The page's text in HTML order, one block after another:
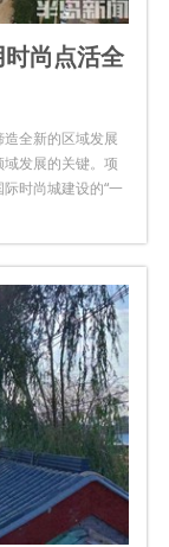
尚点活全
全新的区域发展
发展的关键。项
时尚城建设的“一